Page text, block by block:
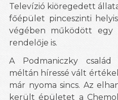
Televízió kiöregedett
főépület pinceszinti
végében működött egy
rendelője is.
A Podmaniczky
méltán híressé vált
már nyoma sincs. Az
került épületet a